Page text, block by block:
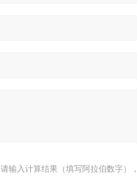
请输入计算结果（填写阿拉伯数字）